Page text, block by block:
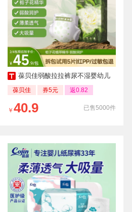
葆贝佳弱酸拉拉裤尿不湿婴幼儿
葆贝佳 券5元 返0.82
已售5000件
￥ 40.9